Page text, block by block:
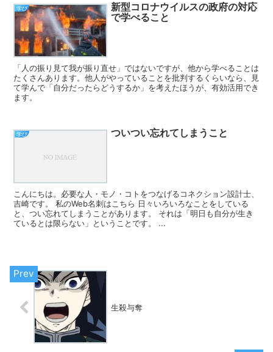
学び
新型コロナウイルスの政府の対応
で学べること
「人の振り見て我が振り直せ」ではないですが、他から学べることは
たくさんあります。他人がやっていることを批判するくらいなら、見
て学んで「自分だったらどうするか」を考えたほうが、有効活用でき
ます。
学び ついつい忘れてしまうこと
こんにちは。必要な人・モノ・コトをつなげるコネクション設計士、
吉崎です。 私のWeb名刺はこちら 日々いろいろなことをしている
と、つい忘れてしまうことがあります。 それは「明日も自分が生き
ているとは限らない」ということです。 ...
生殺与奪